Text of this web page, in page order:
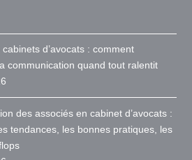
d’avocats : comment
communication quand tout ralentit
des associés en cabinet d’avocats :
tendances, les bonnes pratiques, les